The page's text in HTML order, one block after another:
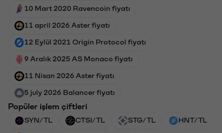
10 Mart 2020 Ravencoin fiyatı
11 april 2026 Aster fiyatı
12 Eylül 2021 Origin Protocol fiyatı
9 Aralık 2025 AS Monaco fiyatı
11 Nisan 2026 Aster fiyatı
5 july 2026 Balancer fiyatı
Popüler işlem çiftleri
SYN/TL CTSI/TL STG/TL HNT/TL